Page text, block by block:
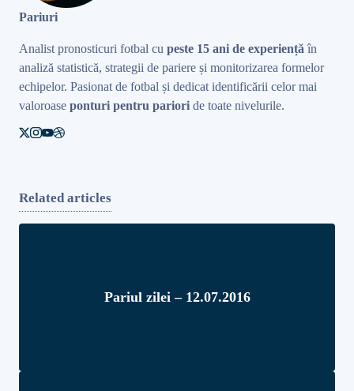
Pariuri
Analist pronosticuri fotbal cu peste 15 ani de experiență în
analiză statistică, strategii de pariere și monitorizarea formelor
echipelor. Pasionat de fotbal și dedicat identificării celor mai
valoroase ponturi pentru pariori de toate nivelurile.
Related articles
Pariul zilei – 12.07.2016